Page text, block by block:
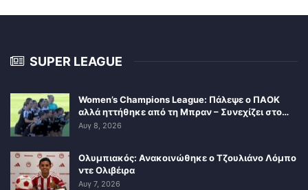
SUPER LEAGUE
Women’s Champions League: Πάλεψε ο ΠΑΟΚ
αλλά ηττήθηκε από τη Μπραν – Συνεχίζει στο…
Αυγ 8, 2026
Ολυμπιακός: Ανακοινώθηκε ο Τζουλιάνο Λόμπο
ντε Ολιβέιρα
Αυγ 7, 2026